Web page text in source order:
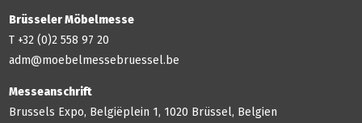
Brüsseler Möbelmesse
T +32 (0)2 558 97 20
adm@moebelmessebruessel.be
Messeanschrift
Brussels Expo, Belgiëplein 1, 1020 Brüssel, Belgien